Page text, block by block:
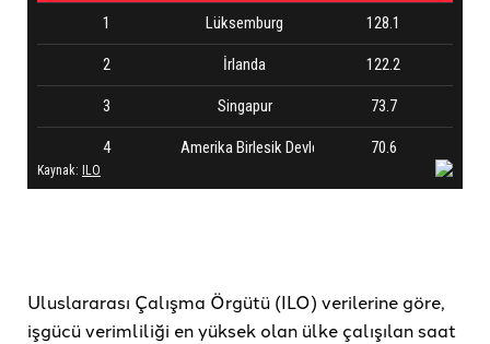
Uluslararası Çalışma Örgütü (ILO) verilerine göre,
işgücü verimliliği en yüksek olan ülke çalışılan saat